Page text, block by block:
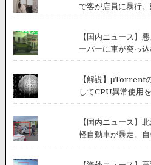
で客が店員に暴行。
【国内ニュース】
ーパーに車が突っ込
【解説】μTorrent
してCPU異常使用
【国内ニュース】
軽自動車が暴走。自